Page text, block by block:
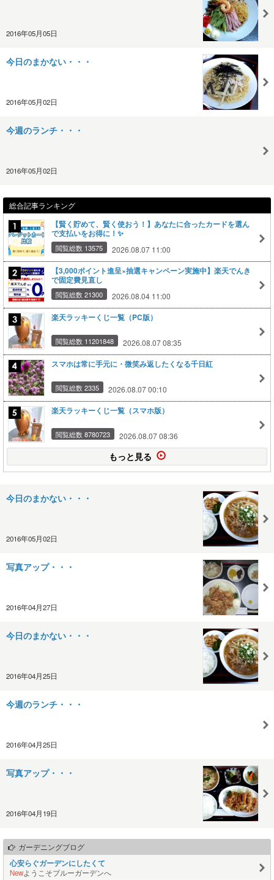
2016年05月05日
今日のまかない・・・
2016年05月02日
今週のランチ・・・
2016年05月02日
総合記事ランキング
【賢く貯めて、賢く使おう！】あなたに合ったカードを選ん
で支払いをお得に！✨
閲覧総数 13575 2026.08.07 11:00
【3,000ポイント進呈×抽選キャンペーン実施中】楽天でんき
で固定費見直し
閲覧総数 21300 2026.08.04 11:00
楽天ラッキーくじ一覧（PC版）
閲覧総数 11201848 2026.08.07 08:35
スマホは常に手元に・微笑み返したくなる千日紅
閲覧総数 2335 2026.08.07 00:10
楽天ラッキーくじ一覧（スマホ版）
閲覧総数 8780723 2026.08.07 08:36
もっと見る
今日のまかない・・・
2016年05月02日
写真アップ・・・
2016年04月27日
今日のまかない・・・
2016年04月25日
今週のランチ・・・
2016年04月25日
写真アップ・・・
2016年04月19日
ガーデニングブログ
心安らぐガーデンにしたくて
Newようこそブルーガーデンへ